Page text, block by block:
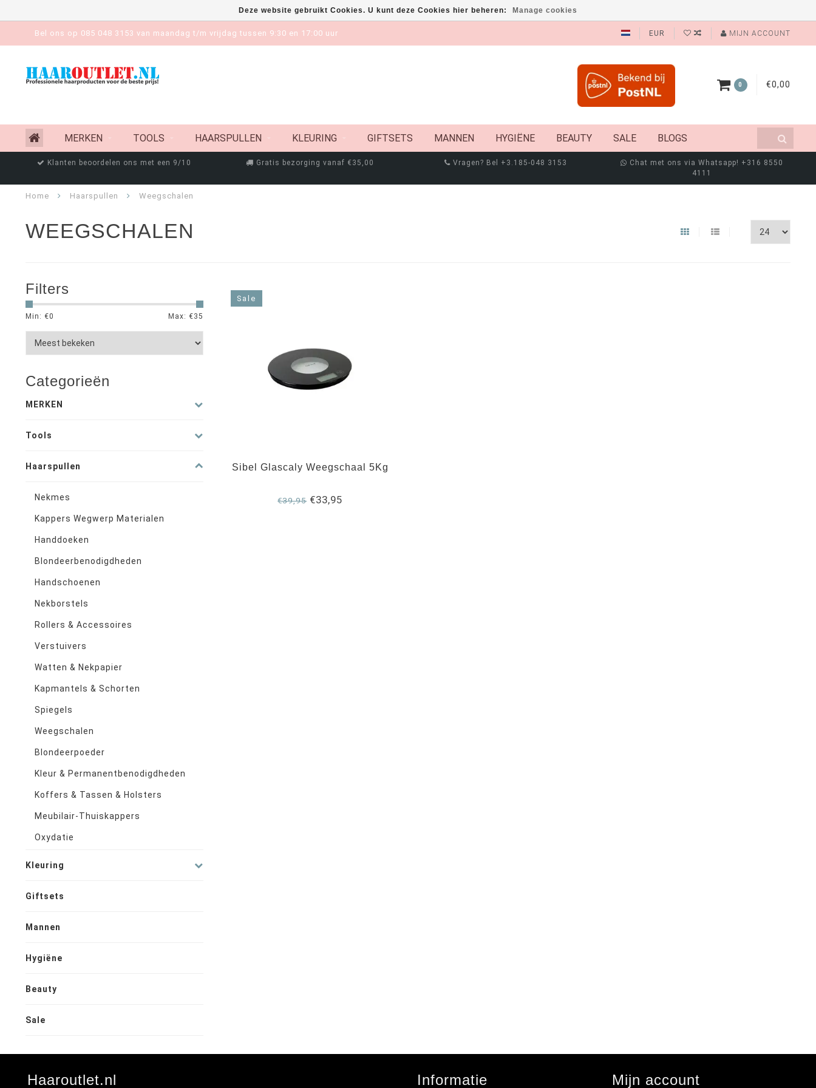
Bel ons op 085 048 3153 van maandag t/m vrijdag tussen 9:30 en 17:00 uur EUR MIJN ACCOUNT
0 €0,00
MERKEN TOOLS HAARSPULLEN KLEURING GIFTSETS MANNEN HYGIËNE BEAUTY SALE BLOGS
Klanten beoordelen ons met een 9/10 Gratis bezorging vanaf €35,00 Vragen? Bel +3.185-048 3153
Chat met ons via Whatsapp! +316 8550
4111
Home Haarspullen Weegschalen
WEEGSCHALEN
Filters
Min: €0 Max: €35
Categorieën
MERKEN
Tools
Haarspullen
Nekmes
Kappers Wegwerp Materialen
Handdoeken
Blondeerbenodigdheden
Handschoenen
Nekborstels
Rollers & Accessoires
Verstuivers
Watten & Nekpapier
Kapmantels & Schorten
Spiegels
Weegschalen
Blondeerpoeder
Kleur & Permanentbenodigdheden
Koffers & Tassen & Holsters
Meubilair-Thuiskappers
Oxydatie
Kleuring
Giftsets
Mannen
Hygiëne
Beauty
Sale
Sale
Sibel Glascaly Weegschaal 5Kg
€39,95€33,95
Deze website gebruikt Cookies. U kunt deze Cookies hier beheren: Manage cookies
Haaroutlet.nl Informatie Mijn account